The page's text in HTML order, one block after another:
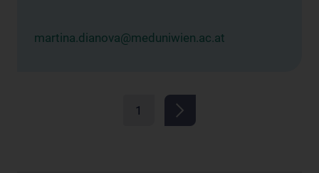
martina.dianova@meduniwien.ac.at
1